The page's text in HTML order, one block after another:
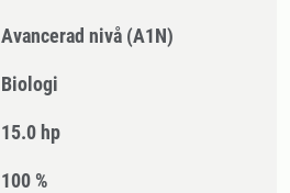
Avancerad nivå (A1N)
Biologi
15.0 hp
100 %